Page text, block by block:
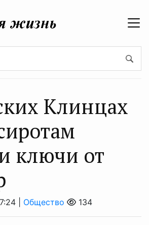
Клинцах
ключи от
| Общество 134